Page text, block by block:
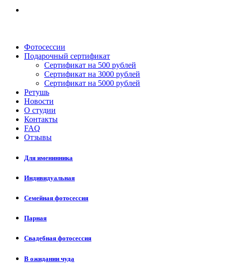
Фотосессии
Подарочный сертификат
Сертификат на 500 рублей
Сертификат на 3000 рублей
Сертификат на 5000 рублей
Ретушь
Новости
О студии
Контакты
FAQ
Отзывы
Для именинника
Индивидуальная
Семейная фотосессия
Парная
Свадебная фотосессия
В ожидании чуда